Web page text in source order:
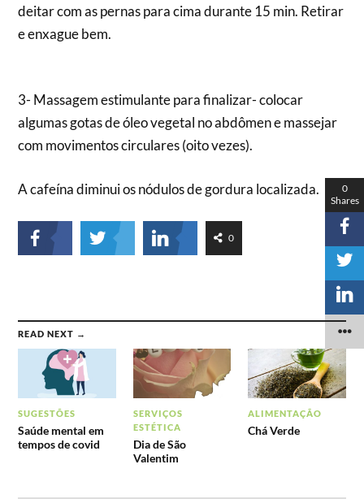
deitar com as pernas para cima durante 15 min. Retirar
e enxague bem.
3- Massagem estimulante para finalizar- colocar
algumas gotas de óleo vegetal no abdômen e massejar
com movimentos circulares (oito vezes).
A cafeína diminui os nódulos de gordura localizada.
0
READ NEXT →
SUGESTÕES
Saúde mental em
tempos de covid
SERVIÇOS
ESTÉTICA
Dia de São
Valentim
ALIMENTAÇÃO
Chá Verde
0
Shares